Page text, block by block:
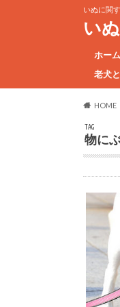
いぬに関
い
ホーム
老犬
HOME
TAG
物に